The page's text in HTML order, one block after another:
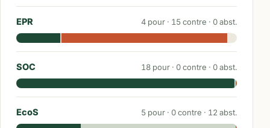
EPR 4 pour · 15contre · 0abst.
SOC 18 pour · 0contre · 0abst.
EcoS 5 pour · 0contre · 12 abst.